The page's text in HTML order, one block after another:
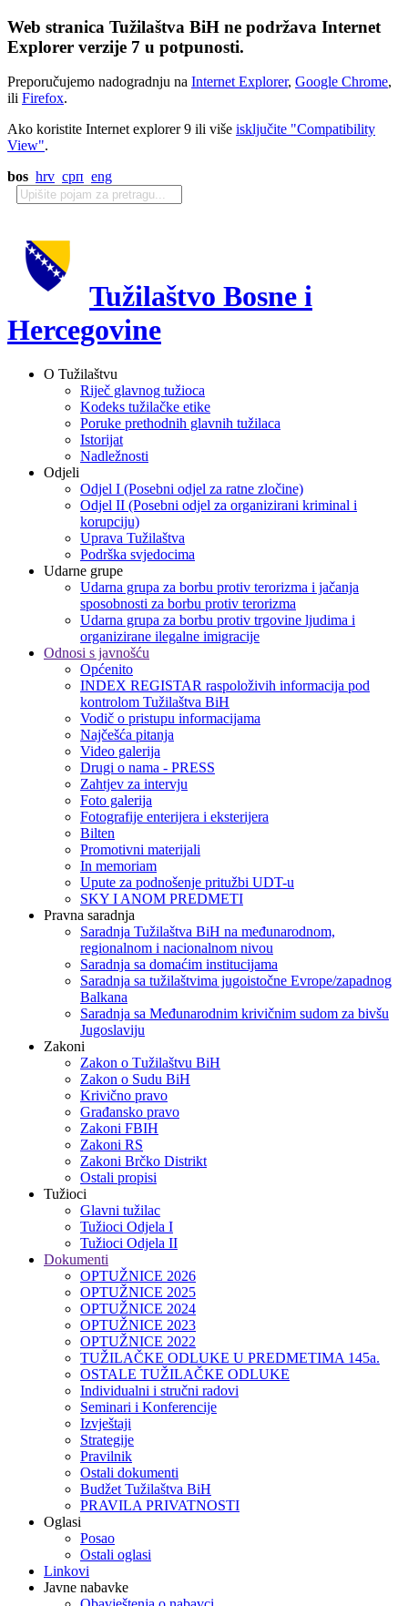
Web stranica Tužilaštva BiH ne podržava Internet
Explorer verzije 7 u potpunosti.
Preporučujemo nadogradnju na Internet Explorer, Google Chrome,
ili Firefox.
Ako koristite Internet explorer 9 ili više isključite "Compatibility
View".
bos hrv срп eng
Tužilaštvo Bosne i
Hercegovine
O Tužilaštvu
Riječ glavnog tužioca
Kodeks tužilačke etike
Poruke prethodnih glavnih tužilaca
Istorijat
Nadležnosti
Odjeli
Odjel I (Posebni odjel za ratne zločine)
Odjel II (Posebni odjel za organizirani kriminal i
korupciju)
Uprava Tužilaštva
Podrška svjedocima
Udarne grupe
Udarna grupa za borbu protiv terorizma i jačanja
sposobnosti za borbu protiv terorizma
Udarna grupa za borbu protiv trgovine ljudima i
organizirane ilegalne imigracije
Odnosi s javnošću
Općenito
INDEX REGISTAR raspoloživih informacija pod
kontrolom Tužilaštva BiH
Vodič o pristupu informacijama
Najčešća pitanja
Video galerija
Drugi o nama - PRESS
Zahtjev za intervju
Foto galerija
Fotografije enterijera i eksterijera
Bilten
Promotivni materijali
In memoriam
Upute za podnošenje pritužbi UDT-u
SKY I ANOM PREDMETI
Pravna saradnja
Saradnja Tužilaštva BiH na međunarodnom,
regionalnom i nacionalnom nivou
Saradnja sa domaćim institucijama
Saradnja sa tužilaštvima jugoistočne Evrope/zapadnog
Balkana
Saradnja sa Međunarodnim krivičnim sudom za bivšu
Jugoslaviju
Zakoni
Zakon o Тužilaštvu BiH
Zakon o Sudu BiH
Krivično pravo
Građansko pravo
Zakoni FBIH
Zakoni RS
Zakoni Brčko Distrikt
Ostali propisi
Tužioci
Glavni tužilac
Tužioci Odjela I
Tužioci Odjela II
Dokumenti
OPTUŽNICE 2026
OPTUŽNICE 2025
OPTUŽNICE 2024
OPTUŽNICE 2023
OPTUŽNICE 2022
TUŽILAČKE ODLUKE U PREDMETIMA 145a.
OSTALE TUŽILAČKE ODLUKE
Individualni i stručni radovi
Seminari i Konferencije
Izvještaji
Strategije
Pravilnik
Ostali dokumenti
Budžet Tužilaštva BiH
PRAVILA PRIVATNOSTI
Oglasi
Posao
Ostali oglasi
Linkovi
Javne nabavke